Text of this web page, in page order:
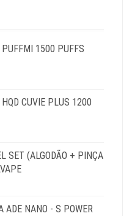
PUFFMI 1500 PUFFS
HQD CUVIE PLUS 1200
SET (ALGODÃO + PINÇA
ADE NANO - S POWER